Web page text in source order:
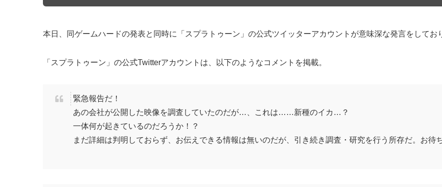
本日、同ゲームハードの発表と同時に「スプラトゥーン」の公式ツイッターアカウントが意味深な発言をしてお
「スプラトゥーン」の公式Twitterアカウントは、以下のようなコメントを掲載。
緊急報告だ！
あの会社が公開した映像を調査していたのだが…、これは……新種のイカ…？
一体何が起きているのだろうか！？
まだ詳細は判明しておらず、お伝えできる情報は無いのだが、引き続き調査・研究を行う所存だ。お待